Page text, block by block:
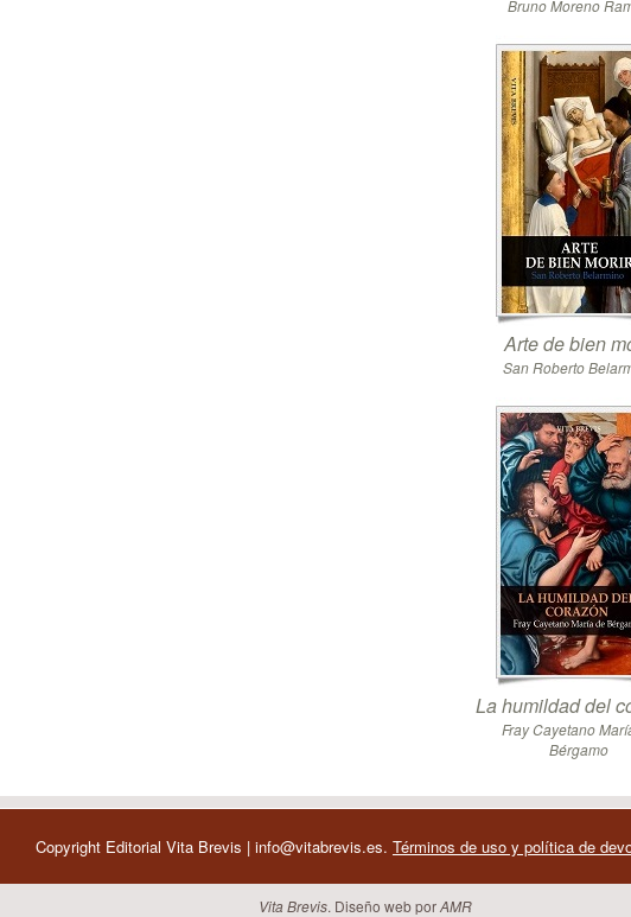
Bruno Moreno
Arte de bien
San Roberto
La humildad del
Fray Cayetano
Bérgamo
Copyright Editorial Vita Brevis | info@vitabrevis.es. Términos de uso y política de
Vita Brevis. Diseño web porAMR